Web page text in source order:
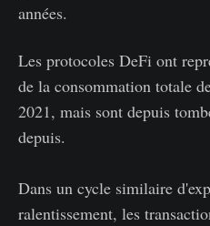
années.
Les protocoles DeFi ont
de la consommation totale
2021, mais sont depuis
depuis.
Dans un cycle similaire
ralentissement, les